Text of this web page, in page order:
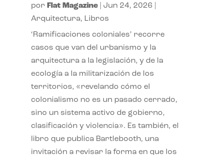
por Flat Magazine| Jun 24, 2026
Arquitectura, Libros
‘Ramificaciones coloniales’ recorre
casos que van del urbanismo y la
arquitectura a la legislación, y de la
ecología a la militarización de los
territorios, «revelando cómo el
colonialismo no es un pasado cerrado,
sino un sistema activo de gobierno,
clasificación y violencia». Es también, el
libro que publica Bartlebooth, una
invitación a revisar la forma en que los